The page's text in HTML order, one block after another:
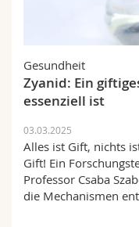
Gesundheit
Zyanid: Ein
essenziell ist
03.03.2025
Alles ist Gift, nichts
Gift! Ein
Professor Csaba
die Mechanismen